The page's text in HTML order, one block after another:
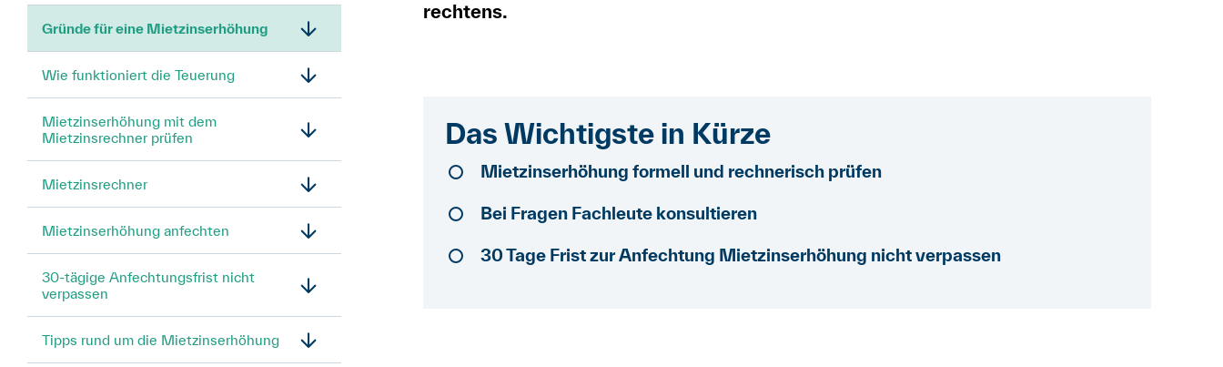
Gründe für eine Mietzinserhöhung
Wie funktioniert die Teuerung
Mietzinserhöhung mit dem
Mietzinsrechner prüfen
Mietzinsrechner
Mietzinserhöhung anfechten
30-tägige Anfechtungsfrist nicht
verpassen
Tipps rund um die Mietzinserhöhung
rechtens.
Das Wichtigste in Kürze
Mietzinserhöhung formell und rechnerisch prüfen
Bei Fragen Fachleute konsultieren
30 Tage Frist zur Anfechtung Mietzinserhöhung nicht verpassen